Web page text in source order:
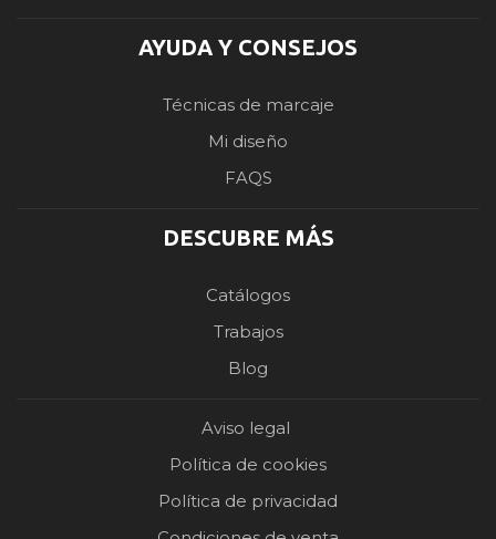
AYUDA Y CONSEJOS
Técnicas de marcaje
Mi diseño
FAQS
DESCUBRE MÁS
Catálogos
Trabajos
Blog
Aviso legal
Política de cookies
Política de privacidad